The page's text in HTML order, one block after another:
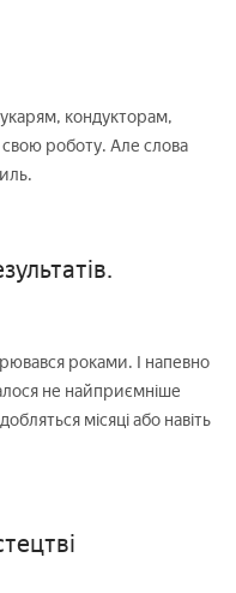
кондукторам,
роботу. Але слова
роками. І напевно
не найприємніше
місяці або навіть